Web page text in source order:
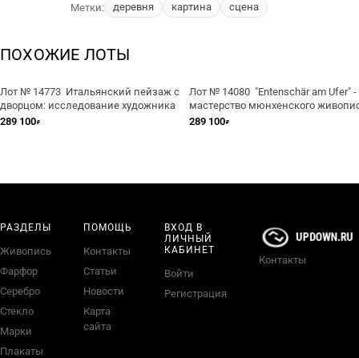
Метки: деревня картина сцена
ПОХОЖИЕ ЛОТЫ
Лот № 14773 Итальянский пейзаж с
дворцом: исследование художника
289 100₽
Лот № 14080 "Entenschär am Ufer" -
мастерство мюнхенского
Юлиуса Шойрера
289 100₽
РАЗДЕЛЫ
Живопись
Фарфор
Серебро
Стекло
Марки
Плакаты
ПОМОЩЬ
Контакты
Статьи
Новости
Карта
сайта
ВХОД В
ЛИЧНЫЙ
КАБИНЕТ
Войти
Регистрация
Контакты